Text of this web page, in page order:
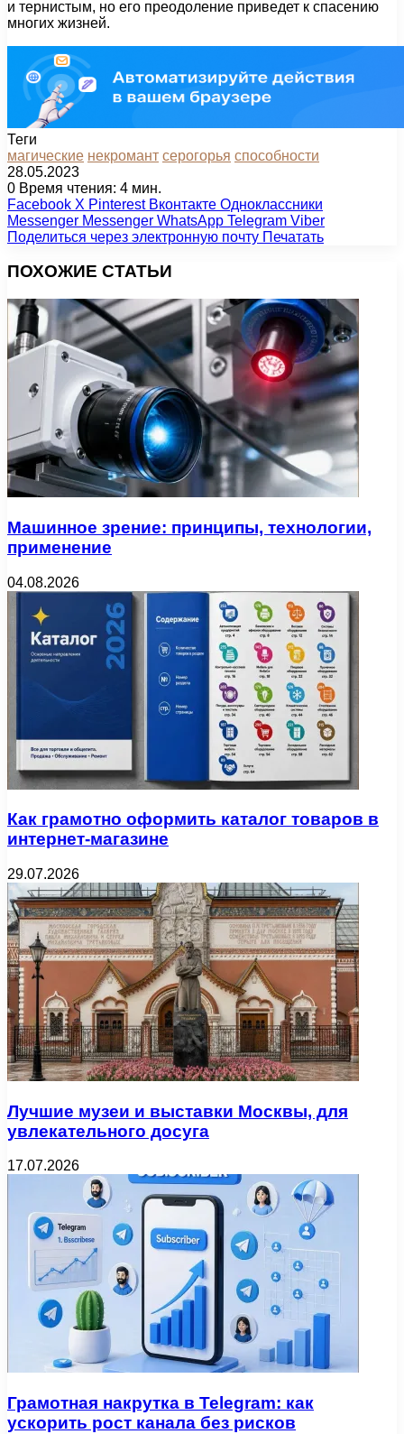
и тернистым, но его преодоление приведет к спасению
многих жизней.
Теги
магические некромант серогорья способности
28.05.2023
0 Время чтения: 4 мин.
Facebook X Pinterest Вконтакте Одноклассники
Messenger Messenger WhatsApp Telegram Viber
Поделиться через электронную почту Печатать
ПОХОЖИЕ СТАТЬИ
Машинное зрение: принципы, технологии,
применение
04.08.2026
Как грамотно оформить каталог товаров в
интернет-магазине
29.07.2026
Лучшие музеи и выставки Москвы, для
увлекательного досуга
17.07.2026
Грамотная накрутка в Telegram: как
ускорить рост канала без рисков